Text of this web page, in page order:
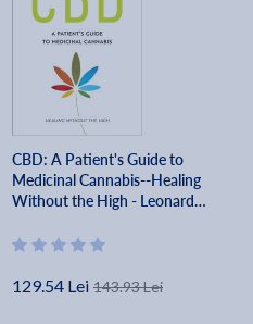
CBD: A Patient's Guide to
Medicinal Cannabis--Healing
Without the High - Leonard
129.54 Lei 143.93 Lei